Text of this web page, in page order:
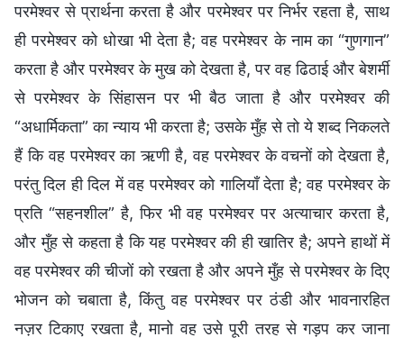
परमेश्वर से प्रार्थना करता है और परमेश्वर पर निर्भर रहता है, साथ
ही परमेश्वर को धोखा भी देता है; वह परमेश्वर के नाम का “गुणगान”
करता है और परमेश्वर के मुख को देखता है, पर वह ढिठाई और बेशर्मी
से परमेश्वर के सिंहासन पर भी बैठ जाता है और परमेश्वर की
“अधार्मिकता” का न्याय भी करता है; उसके मुँह से तो ये शब्द निकलते
हैं कि वह परमेश्वर का ऋणी है, वह परमेश्वर के वचनों को देखता है,
परंतु दिल ही दिल में वह परमेश्वर को गालियाँ देता है; वह परमेश्वर के
प्रति “सहनशील” है, फिर भी वह परमेश्वर पर अत्याचार करता है,
और मुँह से कहता है कि यह परमेश्वर की ही खातिर है; अपने हाथों में
वह परमेश्वर की चीजों को रखता है और अपने मुँह से परमेश्वर के दिए
भोजन को चबाता है, किंतु वह परमेश्वर पर ठंडी और भावनारहित
नज़र टिकाए रखता है, मानो वह उसे पूरी तरह से गड़प कर जाना